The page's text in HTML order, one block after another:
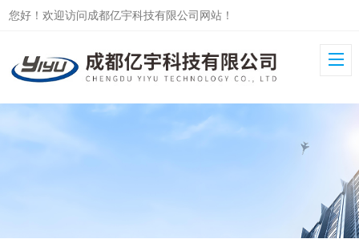
您好！欢迎访问成都亿宇科技有限公司网站！